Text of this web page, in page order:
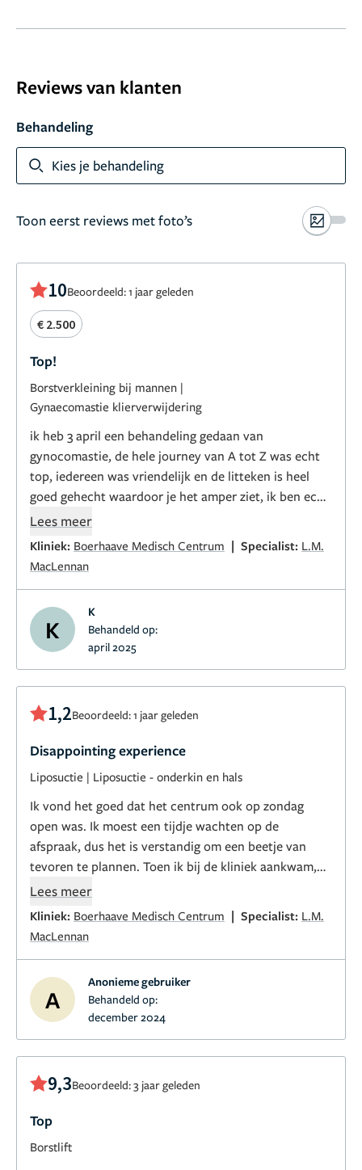
Reviews van klanten
Behandeling
Kies je behandeling
Toon eerst reviews met foto’s
10Beoordeeld: 1 jaar geleden
€ 2.500
Top!
Borstverkleining bij mannen |
Gynaecomastie klierverwijdering
ik heb 3 april een behandeling gedaan van
gynocomastie, de hele journey van A tot Z was echt
top, iedereen was vriendelijk en de litteken is heel
goed gehecht waardoor je het amper ziet, ik ben echt
tevreden
Lees meer
Kliniek: Boerhaave Medisch Centrum | Specialist: L.M.
MacLennan
K
K
Behandeld op:
april 2025
1,2Beoordeeld: 1 jaar geleden
Disappointing experience
Liposuctie | Liposuctie - onderkin en hals
Ik vond het goed dat het centrum ook op zondag
open was. Ik moest een tijdje wachten op de
afspraak, dus het is verstandig om een beetje van
tevoren te plannen. Toen ik bij de kliniek aankwam,
was ik op tijd, maar ik moest 15 minuten op mijn
beurt wachten. Het consult duurde 2 minuten en ik
kreeg te horen dat ik niet geholpen kon worden (ook
al wilde ik niets bijzonders). Het werk dat aan het
afgewimpeld. Er werd me geen adequate alternatieve
behandeling voorgesteld die ik kon overwegen. Ik
werd afgewimpeld zonder enige zinnige uitleg. Het te
geen zin, want fat-away injecties zijn alleen geschikt
Lees meer
Kliniek: Boerhaave Medisch Centrum | Specialist: L.M.
MacLennan
A
Anonieme gebruiker
Behandeld op:
december 2024
9,3Beoordeeld: 3 jaar geleden
Top
Borstlift